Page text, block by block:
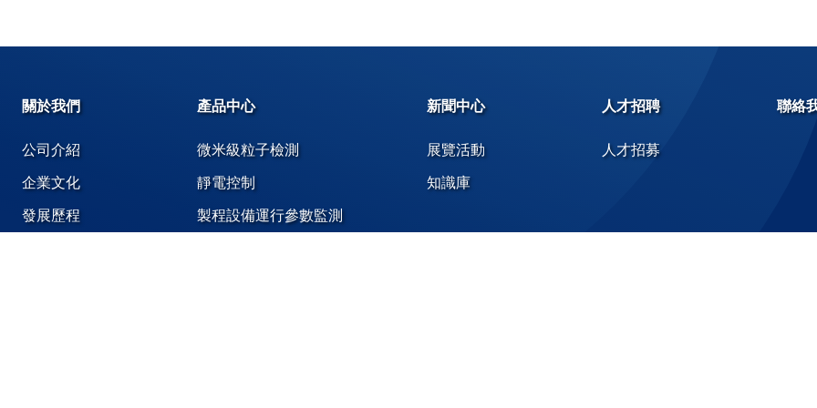
關於我們
公司介紹
企業文化
發展歷程
產品中心
微米級粒子檢測
靜電控制
製程設備運行參數監測
新聞中心
展覽活動
知識庫
人才招聘
人才招募
聯絡